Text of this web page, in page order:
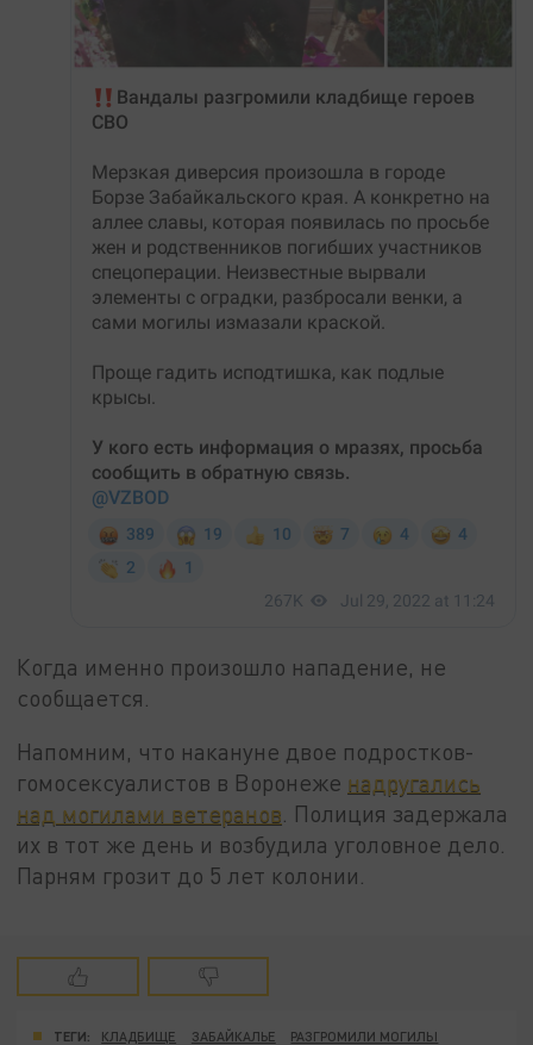
Когда именно произошло нападение, не
сообщается.
Напомним, что накануне двое подростков-
гомосексуалистов в Воронеже надругались
над могилами ветеранов . Полиция задержала
их в тот же день и возбудила уголовное дело.
Парням грозит до 5 лет колонии.
ТЕГИ: КЛАДБИЩЕ ЗАБАЙКАЛЬЕ РАЗГРОМИЛИ МОГИЛЫ